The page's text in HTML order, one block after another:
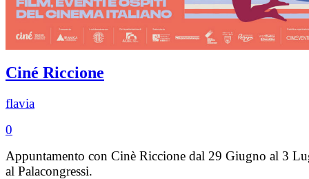
Ciné Riccione
flavia
0
Appuntamento con Cinè Riccione dal 29 Giugno al 3
al Palacongressi.